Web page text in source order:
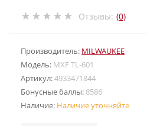
Отзывы: (0)
Производитель: MILWAUKEE
Модель: MXF TL-601
Артикул:4933471844
Бонусные баллы: 8586
Наличие: Наличие уточняйте